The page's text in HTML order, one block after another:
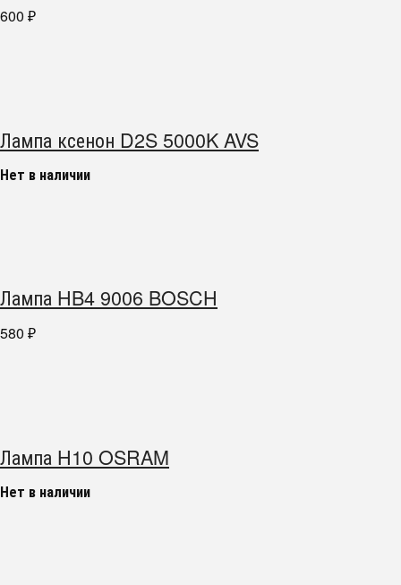
600 ₽
Лампа ксенон D2S 5000K AVS
Нет в наличии
Лампа HB4 9006 BOSCH
580 ₽
Лампа H10 OSRAM
Нет в наличии